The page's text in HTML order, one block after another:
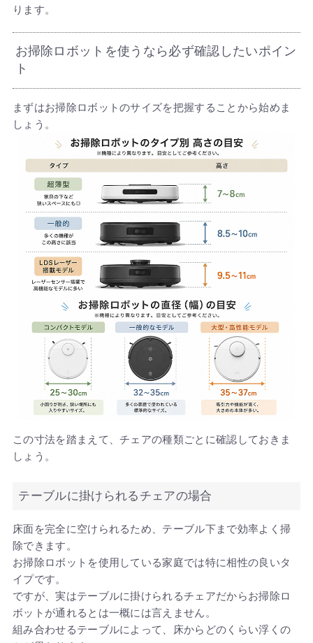
ります。
お掃除ロボットを使うなら必ず確認したいポイン
ト
まずはお掃除ロボットのサイズを把握することから始めま
しょう。
この寸法を踏まえて、チェアの種類ごとに確認しておきま
しょう。
テーブルに掛けられるチェアの場合
床面を完全に空けられるため、テーブル下まで効率よく掃
除できます。
お掃除ロボットを使用している家庭では特に相性の良いタ
イプです。
ですが、実はテーブルに掛けられるチェアだからお掃除ロ
ボットが通れるとは一概には言えません。
組み合わせるテーブルによって、床からどのくらい浮くの